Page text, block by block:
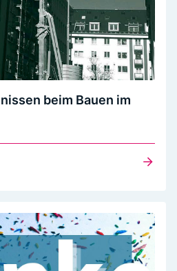
beim Bauen im